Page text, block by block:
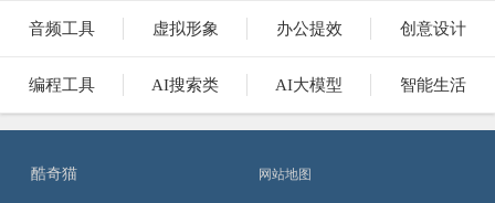
音频工具 虚拟形象 办公提效 创意设计
编程工具 AI搜索类 AI大模型 智能生活
酷奇猫 网站地图